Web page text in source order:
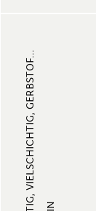
FRUCHTIG, VIELSCHICHTIG, GERBSTOF...